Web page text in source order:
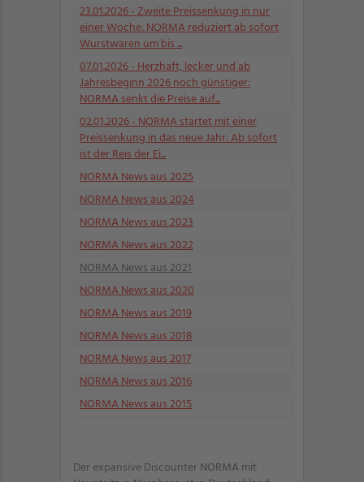
23.01.2026- Zweite Preissenkung in nur
einer Woche: NORMA reduziert ab sofort
Wurstwaren um bis ...
07.01.2026- Herzhaft, lecker und ab
Jahresbeginn 2026 noch günstiger:
NORMA senkt die Preise auf...
02.01.2026- NORMA startet mit einer
Preissenkung in das neue Jahr: Ab sofort
ist der Reis der Ei...
NORMA News aus 2025
NORMA News aus 2024
NORMA News aus 2023
NORMA News aus 2022
NORMA News aus 2021
NORMA News aus 2020
NORMA News aus 2019
NORMA News aus 2018
NORMA News aus 2017
NORMA News aus 2016
NORMA News aus 2015
Der expansive Discounter NORMA mit